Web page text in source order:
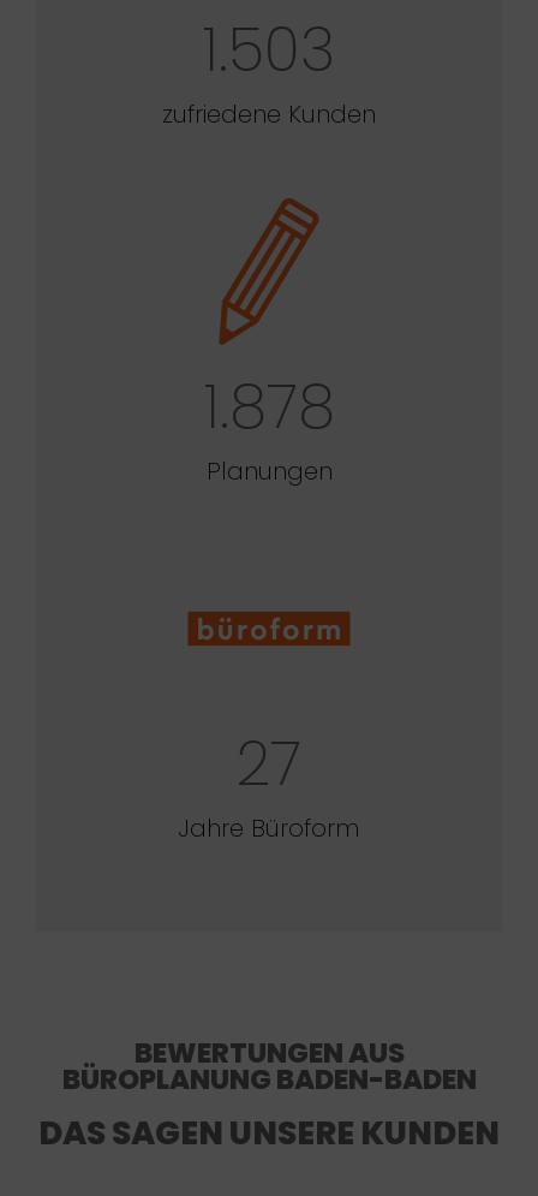
1.503
zufriedene Kunden
1.878
Planungen
27
Jahre Büroform
BEWERTUNGEN AUS
BÜROPLANUNG BADEN-BADEN
DAS SAGEN UNSERE KUNDEN